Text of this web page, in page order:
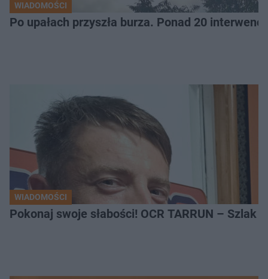
WIADOMOŚCI
Po upałach przyszła burza. Ponad 20
WIADOMOŚCI
Pokonaj swoje słabości! OCR TARRUN – Szlak